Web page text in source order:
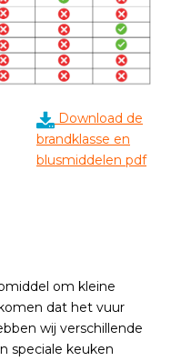
Download de
brandklasse en
blusmiddelen pdf
om kleine
dat het vuur
wij verschillende
speciale keuken